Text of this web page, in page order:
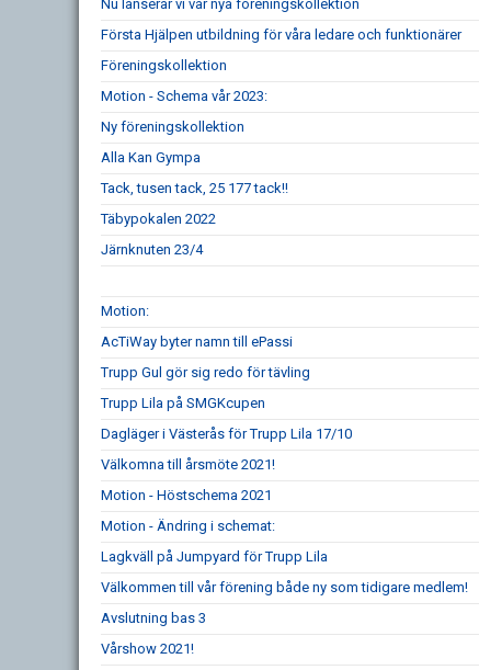
Nu lanserar vi vår nya föreningskollektion
Första Hjälpen utbildning för våra ledare och funktionärer
Föreningskollektion
Motion - Schema vår 2023:
Ny föreningskollektion
Alla Kan Gympa
Tack, tusen tack, 25 177 tack!!
Täbypokalen 2022
Järnknuten 23/4
Motion:
AcTiWay byter namn till ePassi
Trupp Gul gör sig redo för tävling
Trupp Lila på SMGKcupen
Dagläger i Västerås för Trupp Lila 17/10
Välkomna till årsmöte 2021!
Motion - Höstschema 2021
Motion - Ändring i schemat:
Lagkväll på Jumpyard för Trupp Lila
Välkommen till vår förening både ny som tidigare medlem!
Avslutning bas 3
Vårshow 2021!